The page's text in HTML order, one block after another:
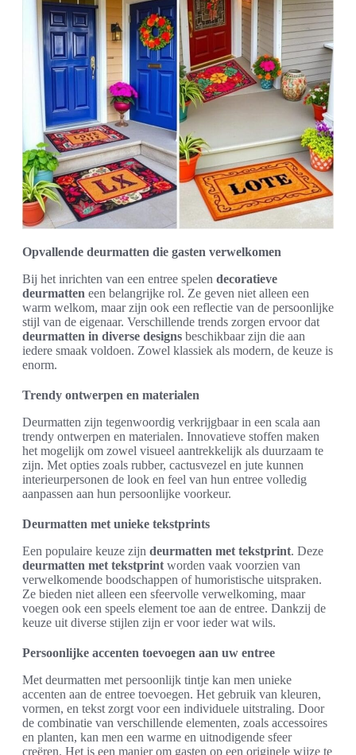
Opvallende deurmatten die gasten verwelkomen
Bij het inrichten van een entree spelen decoratieve
deurmatten een belangrijke rol. Ze geven niet alleen een
warm welkom, maar zijn ook een reflectie van de persoonlijke
stijl van de eigenaar. Verschillende trends zorgen ervoor dat
deurmatten in diverse designs beschikbaar zijn die aan
iedere smaak voldoen. Zowel klassiek als modern, de keuze is
enorm.
Trendy ontwerpen en materialen
Deurmatten zijn tegenwoordig verkrijgbaar in een scala aan
trendy ontwerpen en materialen. Innovatieve stoffen maken
het mogelijk om zowel visueel aantrekkelijk als duurzaam te
zijn. Met opties zoals rubber, cactusvezel en jute kunnen
interieurpersonen de look en feel van hun entree volledig
aanpassen aan hun persoonlijke voorkeur.
Deurmatten met unieke tekstprints
Een populaire keuze zijn deurmatten met tekstprint. Deze
deurmatten met tekstprint worden vaak voorzien van
verwelkomende boodschappen of humoristische uitspraken.
Ze bieden niet alleen een sfeervolle verwelkoming, maar
voegen ook een speels element toe aan de entree. Dankzij de
keuze uit diverse stijlen zijn er voor ieder wat wils.
Persoonlijke accenten toevoegen aan uw entree
Met deurmatten met persoonlijk tintje kan men unieke
accenten aan de entree toevoegen. Het gebruik van kleuren,
vormen, en tekst zorgt voor een individuele uitstraling. Door
de combinatie van verschillende elementen, zoals accessoires
en planten, kan men een warme en uitnodigende sfeer
creëren. Het is een manier om gasten op een originele wijze te